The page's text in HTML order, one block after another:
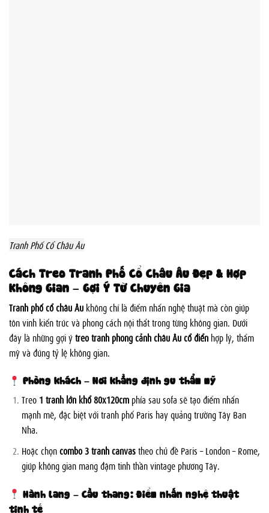
Tranh Phố Cổ Châu Âu
Cách Treo Tranh Phố Cổ Châu Âu Đẹp & Hợp
Không Gian – Gợi Ý Từ Chuyên Gia
Tranh phố cổ châu Âu không chỉ là điểm nhấn nghệ thuật mà còn giúp
tôn vinh kiến trúc và phong cách nội thất trong từng không gian. Dưới
đây là những gợi ýtreo tranh phong cảnh châu Âu cổ điển hợp lý, thẩm
mỹ và đúng tỷ lệ không gian.
Phòng khách – Nơi khẳng định gu thẩm mỹ
Treo 1 tranh lớn khổ 80x120cmphía sau sofa sẽ tạo điểm nhấn
mạnh mẽ, đặc biệt với tranh phố Paris hay quảng trường Tây Ban
Nha.
Hoặc chọncombo 3 tranh canvastheo chủ đề Paris – London – Rome,
giúp không gian mang đậm tinh thần vintage phương Tây.
Hành lang – Cầu thang: Điểm nhấn nghệ thuật
tinh tế